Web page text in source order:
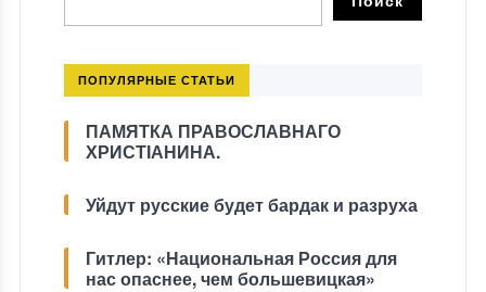
ПОПУЛЯРНЫЕ СТАТЬИ
ПАМЯТКА ПРАВОСЛАВНАГО
ХРИСТІАНИНА.
Уйдут русские будет бардак и разруха
Гитлер: «Национальная Россия для
нас опаснее, чем большевицкая»